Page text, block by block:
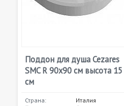
Поддон для душа Cezares
SMC R 90x90 см высота 15
см
Страна:
Италия